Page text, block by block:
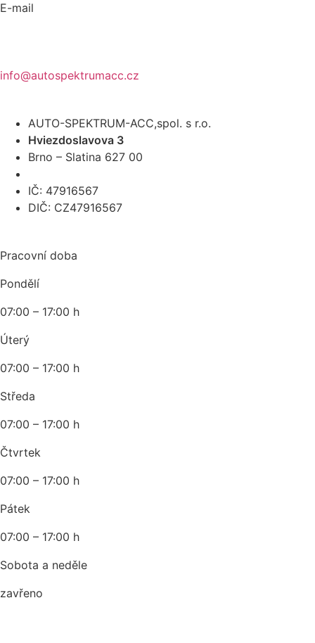
E-mail
info@autospektrumacc.cz
AUTO-SPEKTRUM-ACC,spol. s r.o.
Hviezdoslavova 3
Brno – Slatina 627 00
IČ: 47916567
DIČ: CZ47916567
Pracovní doba
Pondělí
07:00 – 17:00 h
Úterý
07:00 – 17:00 h
Středa
07:00 – 17:00 h
Čtvrtek
07:00 – 17:00 h
Pátek
07:00 – 17:00 h
Sobota a neděle
zavřeno